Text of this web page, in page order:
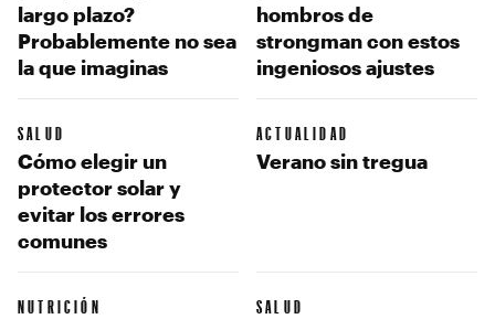
largo plazo?
Probablemente no sea
la que imaginas
hombros de
strongman con estos
ingeniosos ajustes
SALUD
Cómo elegir un
protector solar y
evitar los errores
comunes
ACTUALIDAD
Verano sin tregua
NUTRICIÓN SALUD